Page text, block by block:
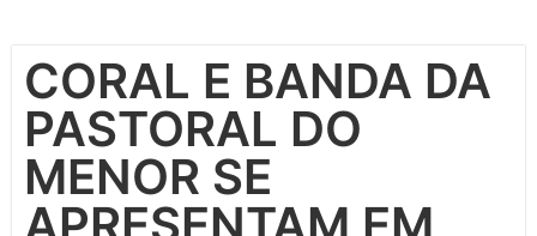
CORAL E BANDA DA
PASTORAL DO
MENOR SE